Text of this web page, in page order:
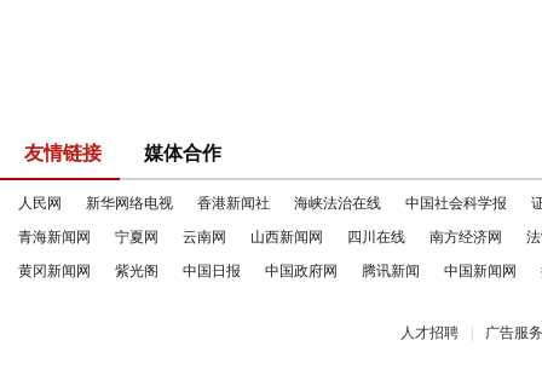
友情链接 媒体合作
人民网 新华网络电视 香港新闻社 海峡法治在线 中国社会科学报
青海新闻网
宁夏网 云南网 山西新闻网 四川在线 南方经济网
黄冈新闻网
紫光阁 中国日报 中国政府网 腾讯新闻 中国新闻网
人才招聘 广告服务